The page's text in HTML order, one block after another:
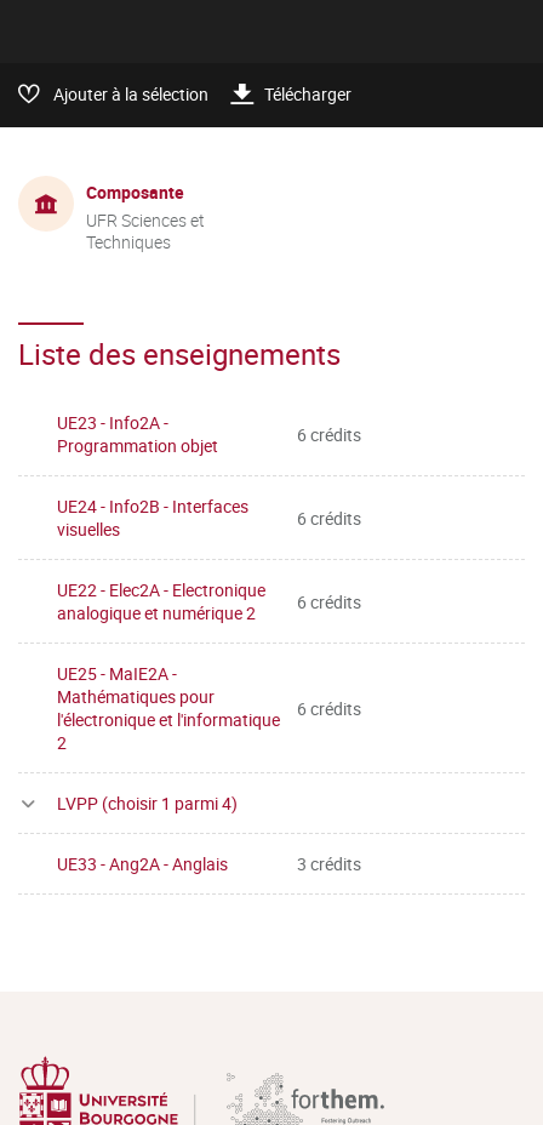
Ajouter à la sélection Télécharger
Composante
UFR Sciences et
Techniques
Liste des enseignements
UE23 - Info2A -
Programmation objet
6 crédits
UE24 - Info2B - Interfaces
visuelles
6 crédits
UE22 - Elec2A - Electronique
analogique et numérique 2
6 crédits
UE25 - MaIE2A -
Mathématiques pour
l'électronique et l'informatique
2
6 crédits
LVPP (choisir 1 parmi 4)
UE33 - Ang2A - Anglais 3 crédits